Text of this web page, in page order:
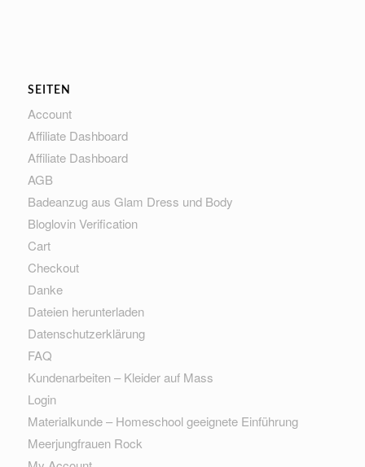
SEITEN
Account
Affiliate Dashboard
Affiliate Dashboard
AGB
Badeanzug aus Glam Dress und Body
Bloglovin Verification
Cart
Checkout
Danke
Dateien herunterladen
Datenschutzerklärung
FAQ
Kundenarbeiten – Kleider auf Mass
Login
Materialkunde – Homeschool geeignete Einführung
Meerjungfrauen Rock